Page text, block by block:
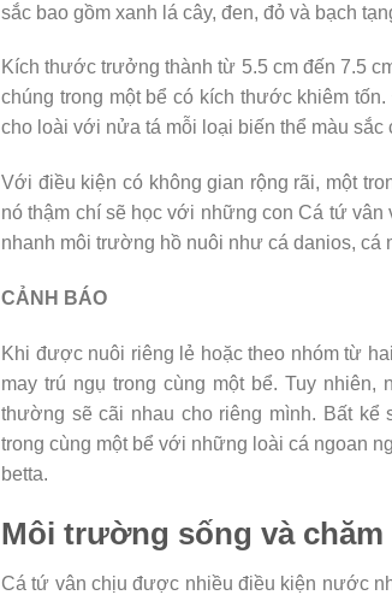
sắc bao gồm xanh lá cây, đen, đỏ và bạch
Kích thước trưởng thành từ 5.5 cm đến 7.5
chúng trong một bể có kích thước khiêm
cho loài với nửa tá mỗi loại biến thể màu
Với điều kiện có không gian rộng rãi, một
nó thậm chí sẽ học với những con Cá tứ
nhanh môi trường hồ nuôi như cá danios, cá
CẢNH BÁO
Khi được nuôi riêng lẻ hoặc theo nhóm từ
may trú ngụ trong cùng một bể. Tuy
thường sẽ cãi nhau cho riêng mình. Bất
trong cùng một bể với những loài cá ngoan
betta.
Môi trường sống và chăm
Cá tứ vân chịu được nhiều điều kiện nước